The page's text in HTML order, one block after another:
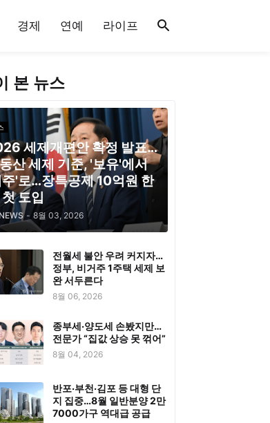
경제 연예 라이프
본 뉴스
세제개편안 확정 발표…
산 세제 기준, '보유'에서
'로…장특공제 10억원 한
도입
NEWS - 8월 03, 2026
전월세 불안 우려 커지자…
정부, 비거주 1주택 세제 보
완 서두른다
8월 06, 2026
종부세·양도세 손봤지만…
전문가 “집값 상승 못 꺾어”
8월 04, 2026
반포·부천·김포 등 대형 단
지 집중…8월 일반분양 2만
7000가구 역대급 공급